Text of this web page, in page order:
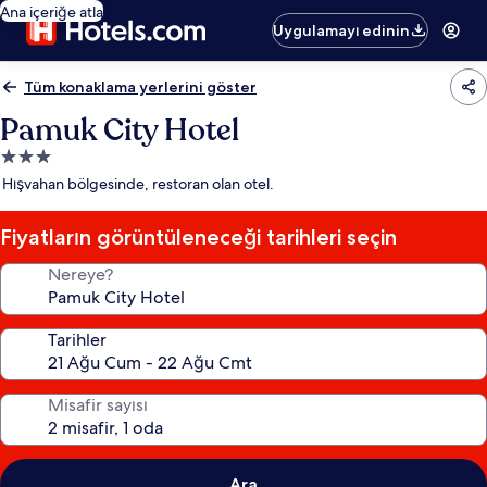
Ana içeriğe atla
Uygulamayı edinin
Tüm konaklama yerlerini göster
Pamuk City Hotel
3.0
yıldızlı
yeri
Hışvahan bölgesinde, restoran olan otel.
Fiyatların görüntüleneceği tarihleri seçin
Nereye?
Tarihler
Misafir sayısı